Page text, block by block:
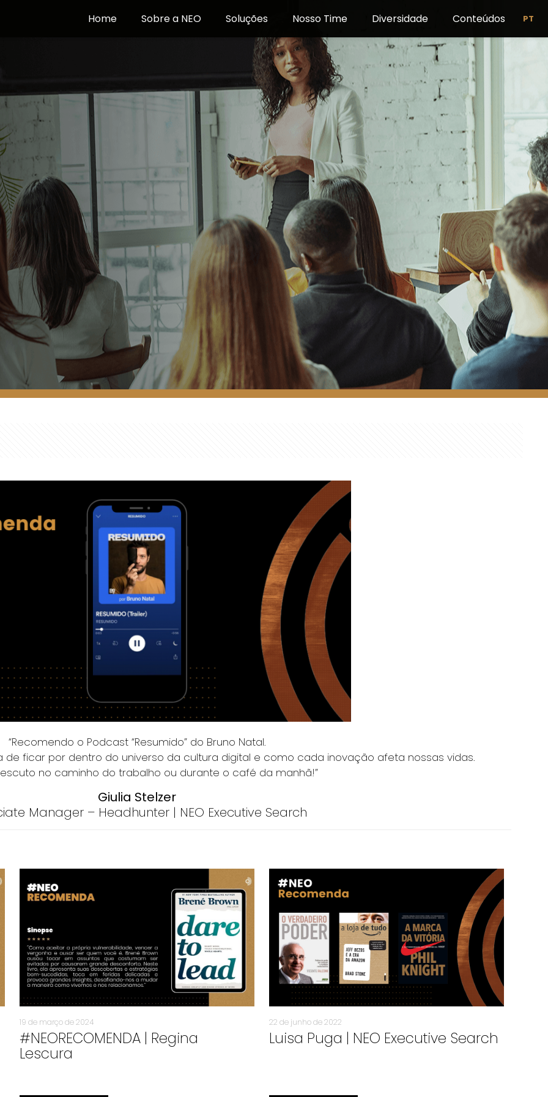
Home Sobre a NEO Soluções Nosso Time Diversidade Conteúdos PT
“Recomendo o Podcast “Resumido” do Bruno Natal.
ficar por dentro do universo da cultura digital e como cada inovação afeta nossas vidas.
no caminho do trabalho ou durante o café da manhã!”
Giulia Stelzer
Manager – Headhunter | NEO Executive Search
19 de março de 2024
#NEORECOMENDA | Regina
Lescura
22 de junho de 2022
Luisa Puga | NEO Executive Search